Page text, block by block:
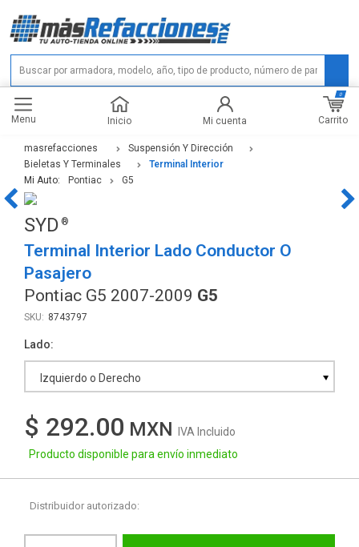
Menu Inicio Mi cuenta Carrito
0
masrefacciones
Suspensión Y Dirección
Bieletas Y Terminales
Terminal Interior
Mi Auto:
Pontiac G5
SYD
Terminal Interior Lado Conductor O
Pasajero
Pontiac G5 2007-2009 G5
8743797
Lado
Izquierdo o Derecho
$ 292.00
IVA Incluido
Producto disponible para envío inmediato
Distribuidor autorizado: